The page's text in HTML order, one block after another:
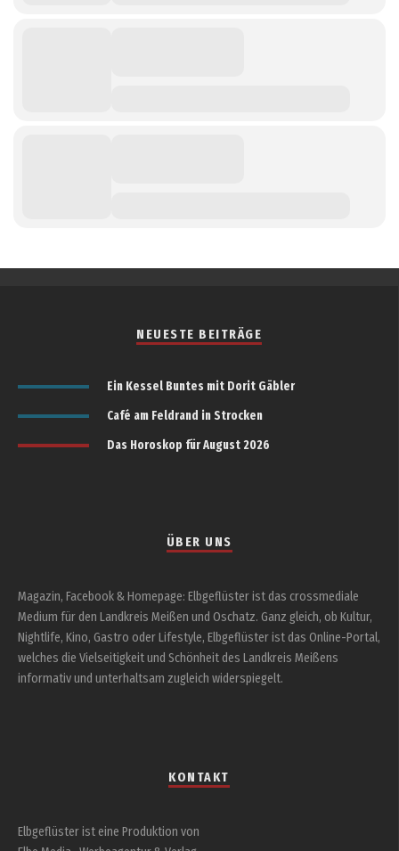
NEUESTE BEITRÄGE
Ein Kessel Buntes mit Dorit Gäbler
Café am Feldrand in Strocken
Das Horoskop für August 2026
ÜBER UNS
Magazin, Facebook & Homepage: Elbgeflüster ist das crossmediale
Medium für den Landkreis Meißen und Oschatz. Ganz gleich, ob Kultur,
Nightlife, Kino, Gastro oder Lifestyle, Elbgeflüster ist das Online-Portal,
welches die Vielseitigkeit und Schönheit des Landkreis Meißens
informativ und unterhaltsam zugleich widerspiegelt.
KONTAKT
Elbgeflüster ist eine Produktion von